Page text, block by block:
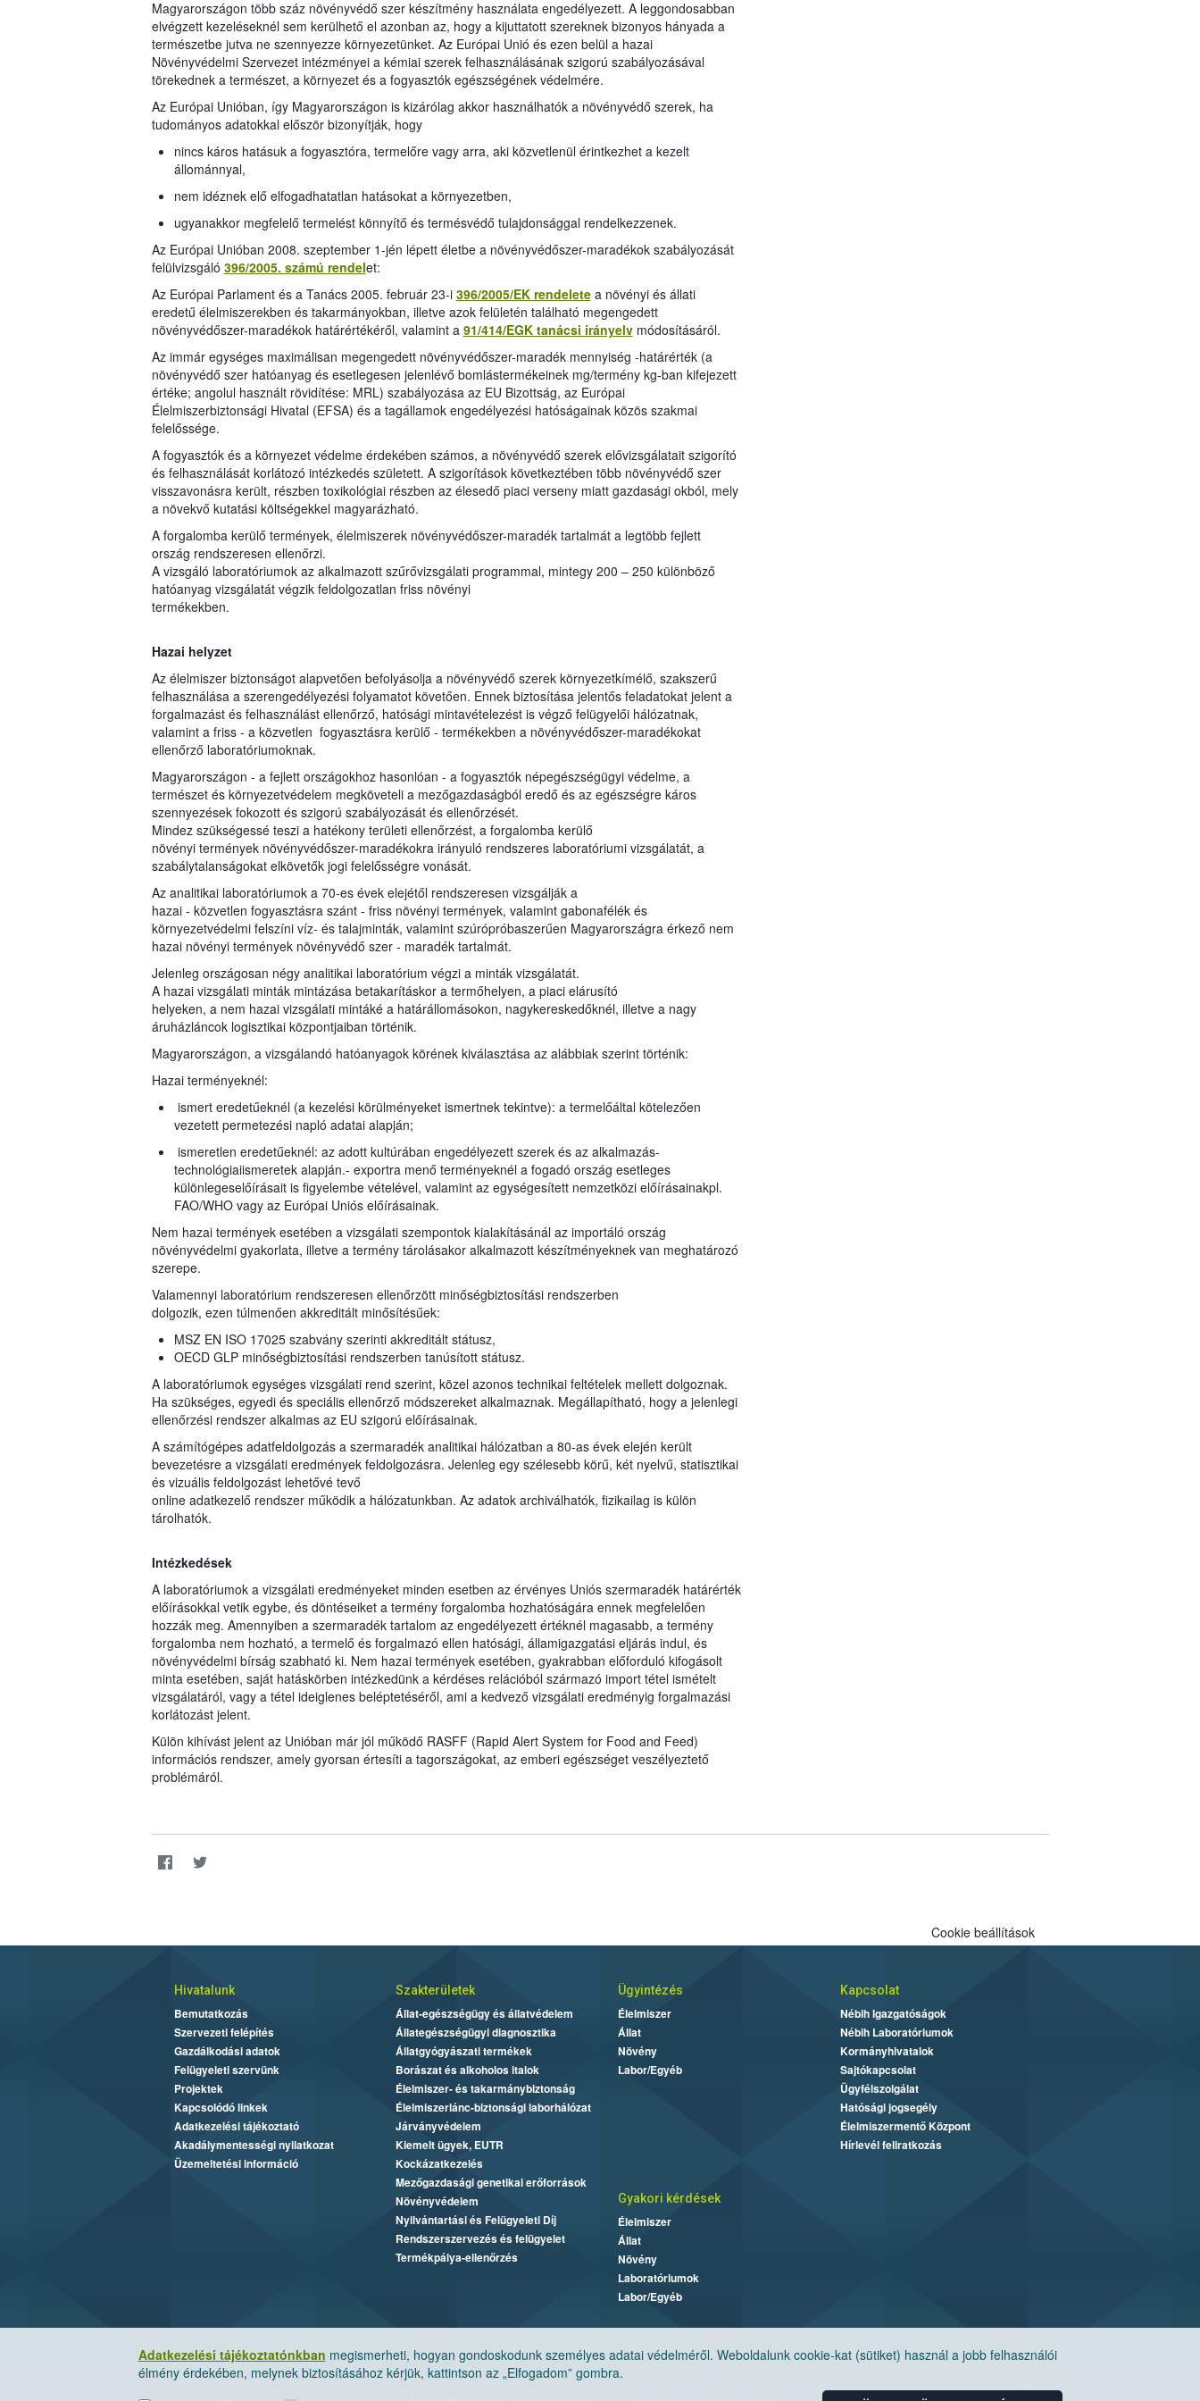
Magyarországon több száz növényvédő szer készítmény használata engedélyezett. A leggondosabban
elvégzett kezeléseknél sem kerülhető el azonban az, hogy a kijuttatott szereknek bizonyos hányada a
természetbe jutva ne szennyezze környezetünket. Az Európai Unió és ezen belül a hazai
Növényvédelmi Szervezet intézményei a kémiai szerek felhasználásának szigorú szabályozásával
törekednek a természet, a környezet és a fogyasztók egészségének védelmére.
Az Európai Unióban, így Magyarországon is kizárólag akkor használhatók a növényvédő szerek, ha
tudományos adatokkal először bizonyítják, hogy
nincs káros hatásuk a fogyasztóra, termelőre vagy arra, aki közvetlenül érintkezhet a kezelt
állománnyal,
nem idéznek elő elfogadhatatlan hatásokat a környezetben,
ugyanakkor megfelelő termelést könnyítő és termésvédő tulajdonsággal rendelkezzenek.
Az Európai Unióban 2008. szeptember 1-jén lépett életbe a növényvédőszer-maradékok szabályozását
felülvizsgáló 396/2005. számú rendelet:
Az Európai Parlament és a Tanács 2005. február 23-i 396/2005/EK rendeletea növényi és állati
eredetű élelmiszerekben és takarmányokban, illetve azok felületén található megengedett
növényvédőszer-maradékok határértékéről, valamint a 91/414/EGK tanácsi irányelvmódosításáról.
Az immár egységes maximálisan megengedett növényvédőszer-maradék mennyiség -határérték (a
növényvédő szer hatóanyag és esetlegesen jelenlévő bomlástermékeinek mg/termény kg-ban kifejezett
értéke; angolul használt rövidítése: MRL) szabályozása az EU Bizottság, az Európai
Élelmiszerbiztonsági Hivatal (EFSA) és a tagállamok engedélyezési hatóságainak közös szakmai
felelőssége.
A fogyasztók és a környezet védelme érdekében számos, a növényvédő szerek elővizsgálatait szigorító
és felhasználását korlátozó intézkedés született. A szigorítások következtében több növényvédő szer
visszavonásra került, részben toxikológiai részben az élesedő piaci verseny miatt gazdasági okból, mely
a növekvő kutatási költségekkel magyarázható.
A forgalomba kerülő termények, élelmiszerek növényvédőszer-maradék tartalmát a legtöbb fejlett
ország rendszeresen ellenőrzi.
A vizsgáló laboratóriumok az alkalmazott szűrővizsgálati programmal, mintegy 200 – 250 különböző
hatóanyag vizsgálatát végzik feldolgozatlan friss növényi
termékekben.
Hazai helyzet
Az élelmiszer biztonságot alapvetően befolyásolja a növényvédő szerek környezetkímélő, szakszerű
felhasználása a szerengedélyezési folyamatot követően. Ennek biztosítása jelentős feladatokat jelent a
forgalmazást és felhasználást ellenőrző, hatósági mintavételezést is végző felügyelői hálózatnak,
valamint a friss - a közvetlen fogyasztásra kerülő - termékekben a növényvédőszer-maradékokat
ellenőrző laboratóriumoknak.
Magyarországon - a fejlett országokhoz hasonlóan - a fogyasztók népegészségügyi védelme, a
természet és környezetvédelem megköveteli a mezőgazdaságból eredő és az egészségre káros
szennyezések fokozott és szigorú szabályozását és ellenőrzését.
Mindez szükségessé teszi a hatékony területi ellenőrzést, a forgalomba kerülő
növényi termények növényvédőszer-maradékokra irányuló rendszeres laboratóriumi vizsgálatát, a
szabálytalanságokat elkövetők jogi felelősségre vonását.
Az analitikai laboratóriumok a 70-es évek elejétől rendszeresen vizsgálják a
hazai - közvetlen fogyasztásra szánt - friss növényi termények, valamint gabonafélék és
környezetvédelmi felszíni víz- és talajminták, valamint szúrópróbaszerűen Magyarországra érkező nem
hazai növényi termények növényvédő szer - maradék tartalmát.
Jelenleg országosan négy analitikai laboratórium végzi a minták vizsgálatát.
A hazai vizsgálati minták mintázása betakarításkor a termőhelyen, a piaci elárusító
helyeken, a nem hazai vizsgálati mintáké a határállomásokon, nagykereskedőknél, illetve a nagy
áruházláncok logisztikai központjaiban történik.
Magyarországon, a vizsgálandó hatóanyagok körének kiválasztása az alábbiak szerint történik:
Hazai terményeknél:
ismert eredetűeknél (a kezelési körülményeket ismertnek tekintve): a termelőáltal kötelezően
vezetett permetezési napló adatai alapján;
ismeretlen eredetűeknél: az adott kultúrában engedélyezett szerek és az alkalmazás-
technológiaiismeretek alapján.- exportra menő terményeknél a fogadó ország esetleges
különlegeselőírásait is figyelembe vételével, valamint az egységesített nemzetközi előírásainakpl.
FAO/WHO vagy az Európai Uniós előírásainak.
Nem hazai termények esetében a vizsgálati szempontok kialakításánál az importáló ország
növényvédelmi gyakorlata, illetve a termény tárolásakor alkalmazott készítményeknek van meghatározó
szerepe.
Valamennyi laboratórium rendszeresen ellenőrzött minőségbiztosítási rendszerben
dolgozik, ezen túlmenően akkreditált minősítésűek:
MSZ EN ISO 17025 szabvány szerinti akkreditált státusz,
OECD GLP minőségbiztosítási rendszerben tanúsított státusz.
A laboratóriumok egységes vizsgálati rend szerint, közel azonos technikai feltételek mellett dolgoznak.
Ha szükséges, egyedi és speciális ellenőrző módszereket alkalmaznak. Megállapítható, hogy a jelenlegi
ellenőrzési rendszer alkalmas az EU szigorú előírásainak.
A számítógépes adatfeldolgozás a szermaradék analitikai hálózatban a 80-as évek elején került
bevezetésre a vizsgálati eredmények feldolgozásra. Jelenleg egy szélesebb körű, két nyelvű, statisztikai
és vizuális feldolgozást lehetővé tevő
online adatkezelő rendszer működik a hálózatunkban. Az adatok archiválhatók, fizikailag is külön
tárolhatók.
Intézkedések
A laboratóriumok a vizsgálati eredményeket minden esetben az érvényes Uniós szermaradék határérték
előírásokkal vetik egybe, és döntéseiket a termény forgalomba hozhatóságára ennek megfelelően
hozzák meg. Amennyiben a szermaradék tartalom az engedélyezett értéknél magasabb, a termény
forgalomba nem hozható, a termelő és forgalmazó ellen hatósági, államigazgatási eljárás indul, és
növényvédelmi bírság szabható ki. Nem hazai termények esetében, gyakrabban előforduló kifogásolt
minta esetében, saját hatáskörben intézkedünk a kérdéses relációból származó import tétel ismételt
vizsgálatáról, vagy a tétel ideiglenes beléptetéséről, ami a kedvező vizsgálati eredményig forgalmazási
korlátozást jelent.
Külön kihívást jelent az Unióban már jól működő RASFF (Rapid Alert System for Food and Feed)
információs rendszer, amely gyorsan értesíti a tagországokat, az emberi egészséget veszélyeztető
problémáról.
Adatkezelési tájékoztatónkban megismerheti, hogyan gondoskodunk személyes adatai védelméről. Weboldalunk cookie-kat (sütiket) használ a jobb felhasználói
élmény érdekében, melynek biztosításához kérjük, kattintson az „Elfogadom” gombra.
Cookie beállítások
Hivatalunk
Bemutatkozás
Szervezeti felépítés
Gazdálkodási adatok
Felügyeleti szervünk
Projektek
Kapcsolódó linkek
Adatkezelési tájékoztató
Akadálymentességi nyilatkozat
Üzemeltetési információ
Szakterületek
Állat-egészségügy és állatvédelem
Állategészségügyi diagnosztika
Állatgyógyászati termékek
Borászat és alkoholos italok
Élelmiszer- és takarmánybiztonság
Élelmiszerlánc-biztonsági laborhálózat
Járványvédelem
Kiemelt ügyek, EUTR
Kockázatkezelés
Mezőgazdasági genetikai erőforrások
Növényvédelem
Nyilvántartási és Felügyeleti Díj
Rendszerszervezés és felügyelet
Termékpálya-ellenőrzés
Ügyintézés
Élelmiszer
Állat
Növény
Labor/Egyéb
Kapcsolat
Nébih Igazgatóságok
Nébih Laboratóriumok
Kormányhivatalok
Sajtókapcsolat
Ügyfélszolgálat
Hatósági jogsegély
Élelmiszermentő Központ
Hírlevél feliratkozás
Gyakori kérdések
Élelmiszer
Állat
Növény
Laboratóriumok
Labor/Egyéb